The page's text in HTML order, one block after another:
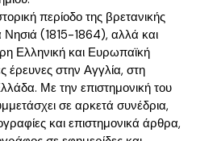
περίοδο της βρετανικής
Νησιά (1815-1864), αλλά και
Ελληνική και Ευρωπαϊκή
έρευνες στην Αγγλία, στη
Με την επιστημονική του
σε αρκετά συνέδρια,
και επιστημονικά άρθρα,